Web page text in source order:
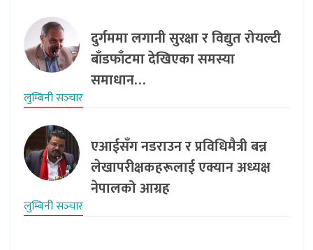
दुर्गममा लगानी सुरक्षा र विद्युत रोयल्टी
बाँडफाँटमा देखिएका समस्या
समाधान…
लुम्बिनी सञ्‍चार
एआईसँग नडराउन र प्रविधिमैत्री बन्न
लेखापरीक्षकहरूलाई एक्यान अध्यक्ष
नेपालको आग्रह
लुम्बिनी सञ्‍चार